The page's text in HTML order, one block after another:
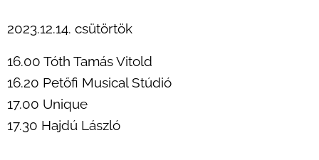
2023.12.14. csütörtök
16.00 Tóth Tamás Vitold
16.20 Petőfi Musical Stúdió
17.00 Unique
17.30 Hajdú László